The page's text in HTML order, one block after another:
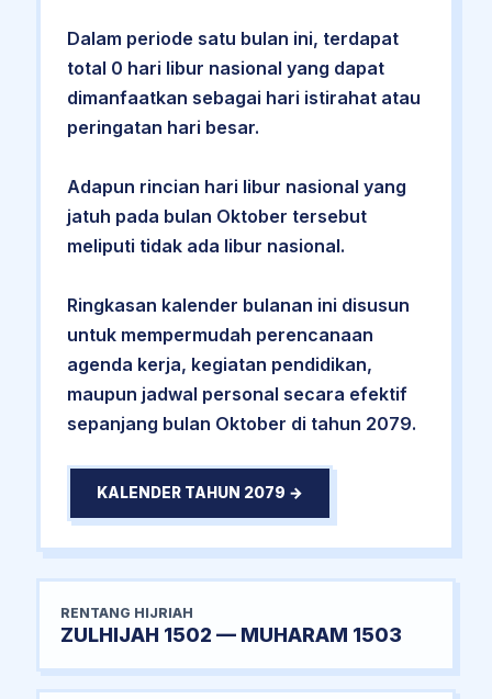
Dalam periode satu bulan ini, terdapat
total 0 hari libur nasional yang dapat
dimanfaatkan sebagai hari istirahat atau
peringatan hari besar.
Adapun rincian hari libur nasional yang
jatuh pada bulan Oktober tersebut
meliputi tidak ada libur nasional.
Ringkasan kalender bulanan ini disusun
untuk mempermudah perencanaan
agenda kerja, kegiatan pendidikan,
maupun jadwal personal secara efektif
sepanjang bulan Oktober di tahun 2079.
KALENDER TAHUN 2079 →
RENTANG HIJRIAH
ZULHIJAH 1502 — MUHARAM 1503